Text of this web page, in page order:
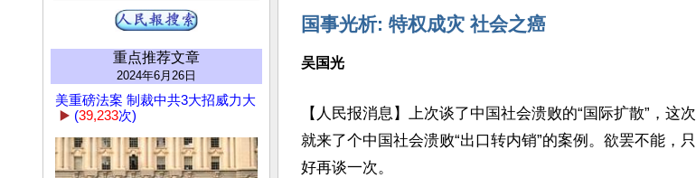
重点推荐文章
2024年6月26日
美重磅法案 制裁中共3大招威力大
▶️ (39,233次)
国事光析: 特权成灾 社会之癌
吴国光
【人民报消息】上次谈了中国社会溃败的“国际扩散”，这次
就来了个中国社会溃败“出口转内销”的案例。欲罢不能，只
好再谈一次。